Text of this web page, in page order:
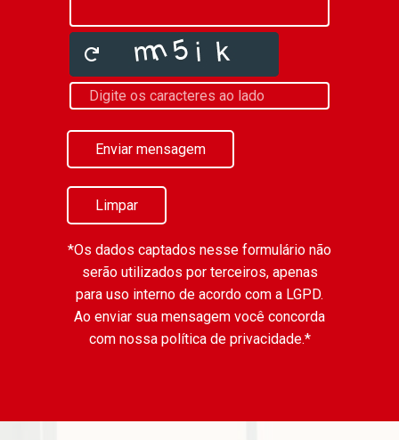
Enviar mensagem
Limpar
*Os dados captados nesse formulário não
serão utilizados por terceiros, apenas
para uso interno de acordo com a LGPD.
Ao enviar sua mensagem você concorda
com nossa política de privacidade.*